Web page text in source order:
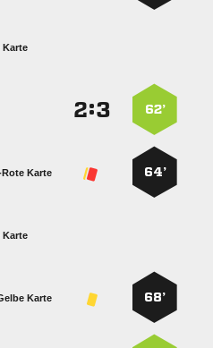
Karte
62’
:
64’
Karte
Karte
68’
Karte